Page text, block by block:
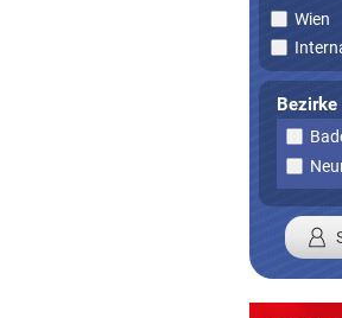
Wien
Bezirke